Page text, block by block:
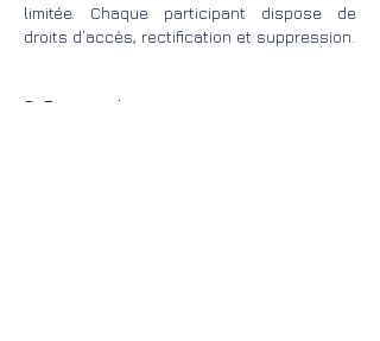
limitée. Chaque participant dispose de
droits d’accès, rectification et suppression.
8. Force majeure